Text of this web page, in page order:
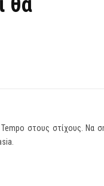
στους στίχους. Να